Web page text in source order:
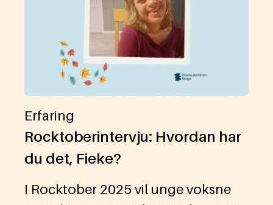
Erfaring
Rocktoberintervju: Hvordan har
du det, Fieke?
I Rocktober 2025 vil unge voksne